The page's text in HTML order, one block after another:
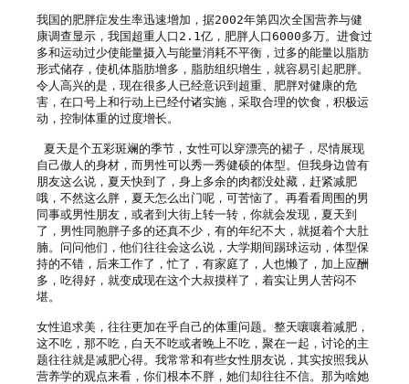
我国的肥胖症发生率迅速增加，据2002年第四次全国营养与健
康调查显示，我国超重人口2.1亿，肥胖人口6000多万。进食过
多和运动过少使能量摄入与能量消耗不平衡，过多的能量以脂肪
形式储存，使机体脂肪增多，脂肪组织增生，就容易引起肥胖。
令人高兴的是，现在很多人已经意识到超重、肥胖对健康的危
害，在口号上和行动上已经付诸实施，采取合理的饮食，积极运
动，控制体重的过度增长。
夏天是个五彩斑斓的季节，女性可以穿漂亮的裙子，尽情展现
自己傲人的身材，而男性可以秀一秀健硕的体型。但我身边曾有
朋友这么说，夏天快到了，身上多余的肉都没处藏，赶紧减肥
哦，不然这么胖，夏天怎么出门呢，可苦恼了。再看看周围的男
同事或男性朋友，或者到大街上转一转，你就会发现，夏天到
了，男性同胞胖子多的还真不少，有的年纪不大，就挺着个大肚
腩。问问他们，他们往往会这么说，大学期间踢球运动，体型保
持的不错，后来工作了，忙了，有家庭了，人也懒了，加上应酬
多，吃得好，就变成现在这个大叔摸样了，着实让男人苦闷不
堪。
女性追求美，往往更加在乎自己的体重问题。整天嚷嚷着减肥，
这不吃，那不吃，白天不吃或者晚上不吃，聚在一起，讨论的主
题往往就是减肥心得。我常常和有些女性朋友说，其实按照我从
营养学的观点来看，你们根本不胖，她们却往往不信。那为啥她